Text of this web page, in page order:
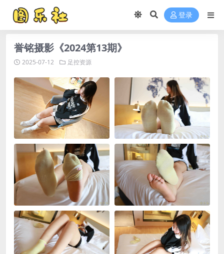
登录
誉铭摄影《2024第13期》
2025-07-12 足控资源